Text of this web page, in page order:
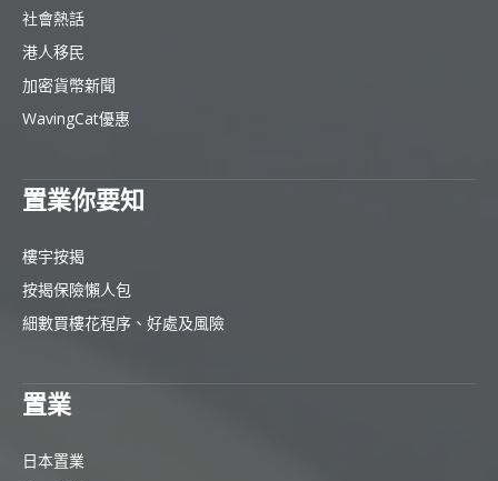
社會熱話
港人移民
加密貨幣新聞
WavingCat優惠
置業你要知
樓宇按揭
按揭保險懶人包
細數買樓花程序、好處及風險
置業
日本置業